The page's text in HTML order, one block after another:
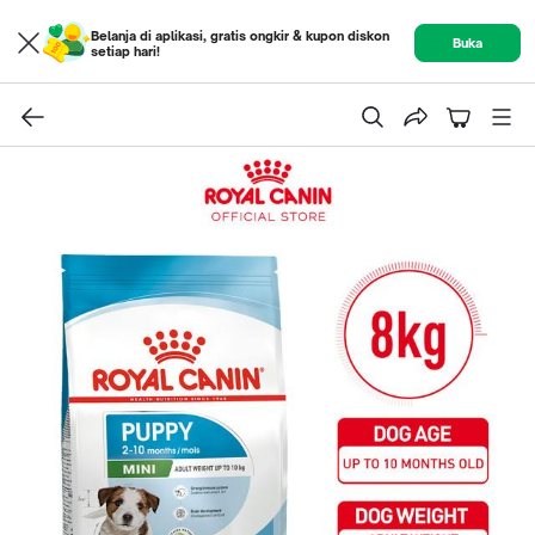
Belanja di aplikasi, gratis ongkir & kupon diskon
setiap hari!
Buka